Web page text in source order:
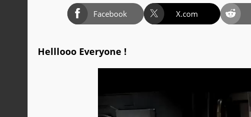
Facebook X.com
Helllooo Everyone !